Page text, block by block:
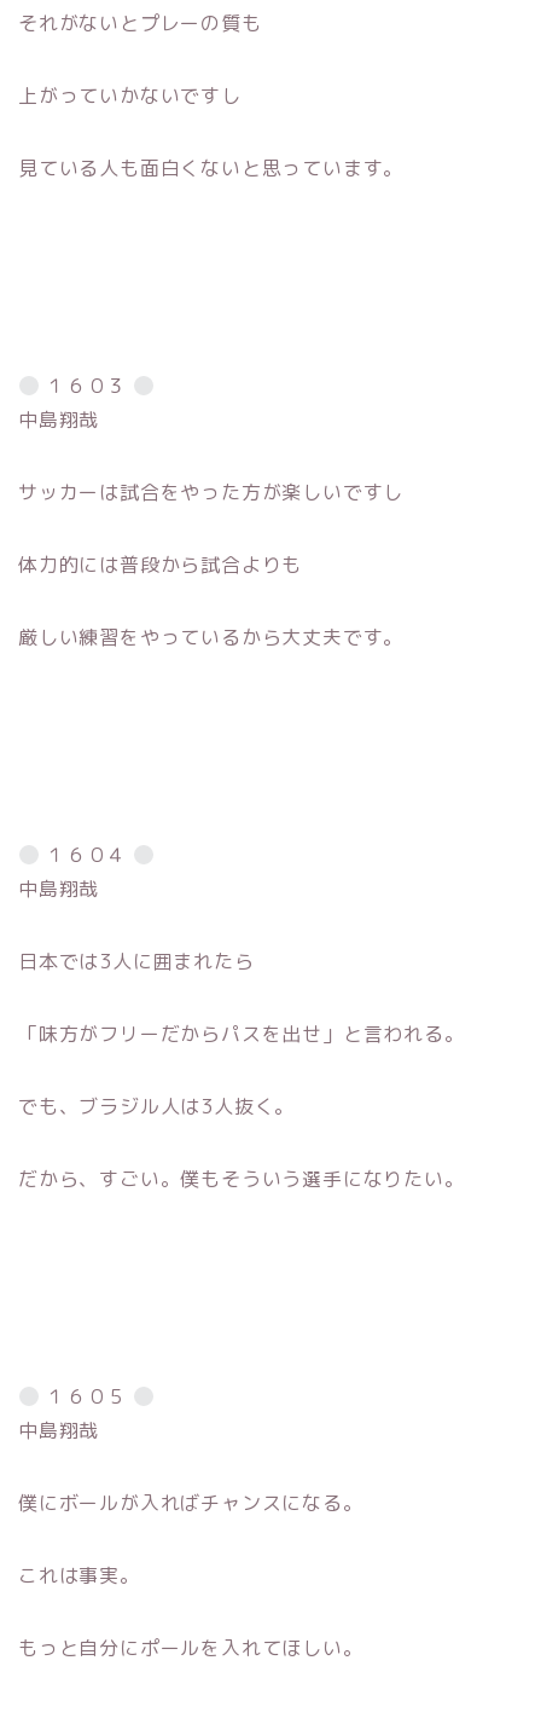
それがないとプレーの質も
上がっていかないですし
見ている人も面白くないと思っています。
１６０３
中島翔哉
サッカーは試合をやった方が楽しいですし
体力的には普段から試合よりも
厳しい練習をやっているから大丈夫です。
１６０４
中島翔哉
日本では3人に囲まれたら
「味方がフリーだからパスを出せ」と言われる。
でも、ブラジル人は3人抜く。
だから、すごい。僕もそういう選手になりたい。
１６０５
中島翔哉
僕にボールが入ればチャンスになる。
これは事実。
もっと自分にポールを入れてほしい。